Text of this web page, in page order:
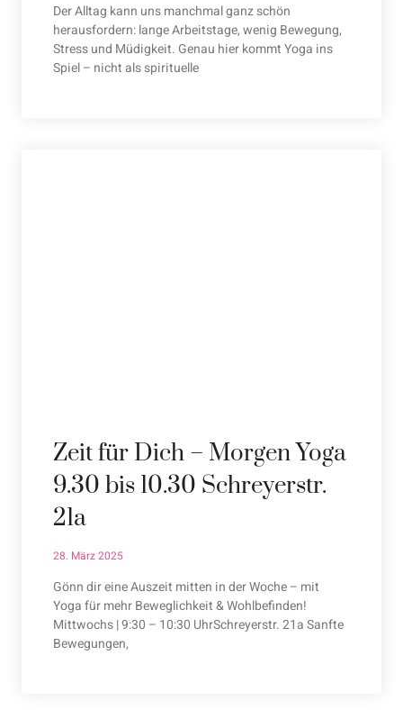
Der Alltag kann uns manchmal ganz schön
herausfordern: lange Arbeitstage, wenig Bewegung,
Stress und Müdigkeit. Genau hier kommt Yoga ins
Spiel – nicht als spirituelle
Zeit für Dich – Morgen Yoga
9.30 bis 10.30 Schreyerstr.
21a
28. März 2025
Gönn dir eine Auszeit mitten in der Woche – mit
Yoga für mehr Beweglichkeit & Wohlbefinden!
Mittwochs | 9:30 – 10:30 UhrSchreyerstr. 21a Sanfte
Bewegungen,